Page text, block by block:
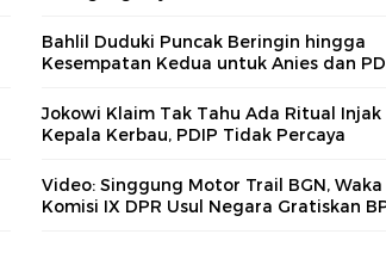
Bahlil Duduki Puncak Beringin hingga
Kesempatan Kedua untuk Anies dan
Jokowi Klaim Tak Tahu Ada Ritual Injak
Kepala Kerbau, PDIP Tidak Percaya
Video: Singgung Motor Trail BGN, Waka
Komisi IX DPR Usul Negara Gratiskan